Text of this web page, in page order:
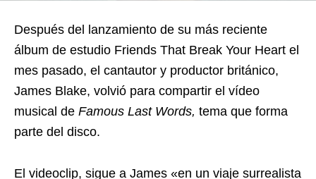
Después del lanzamiento de su más reciente
álbum de estudio Friends That Break Your Heart el
mes pasado, el cantautor y productor británico,
James Blake, volvió para compartir el vídeo
musical de Famous Last Words, tema que forma
parte del disco.
El videoclip, sigue a James «en un viaje surrealista